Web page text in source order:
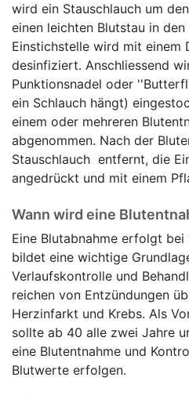
wird ein Stauschlauch um
einen leichten Blutstau in
Einstichstelle wird mit einem
desinfiziert. Anschliessend
Punktionsnadel oder
ein Schlauch hängt)
einem oder mehreren
abgenommen. Nach der
Stauschlauch entfernt, die
angedrückt und mit einem
Wann wird eine
Eine Blutabnahme erfolgt bei
bildet eine wichtige
Verlaufskontrolle und
reichen von Entzündungen
Herzinfarkt und Krebs. Als
sollte ab 40 alle zwei Jahre
eine Blutentnahme und
Blutwerte erfolgen.